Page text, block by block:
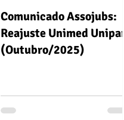
Comunicado Assojubs:
Reajuste Unimed Unipart
(Outubro/2025)